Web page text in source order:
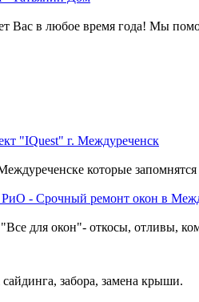
Вас в любое время года! Мы
"IQuest" г. Междуреченск
которые
- Срочный ремонт окон в
для окон"- откосы, отливы,
забора, замена крыши.